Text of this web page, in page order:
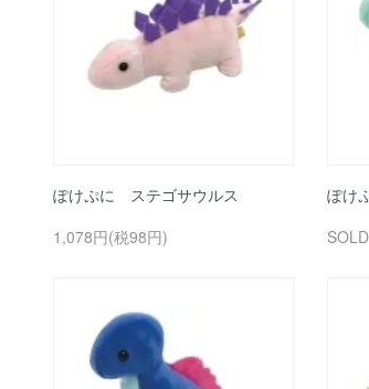
ぽけぷに ステゴサウルス
1,078円(税98円)
ぽけ